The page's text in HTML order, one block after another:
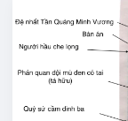
ĐIỆN
DIÊM
TRONG